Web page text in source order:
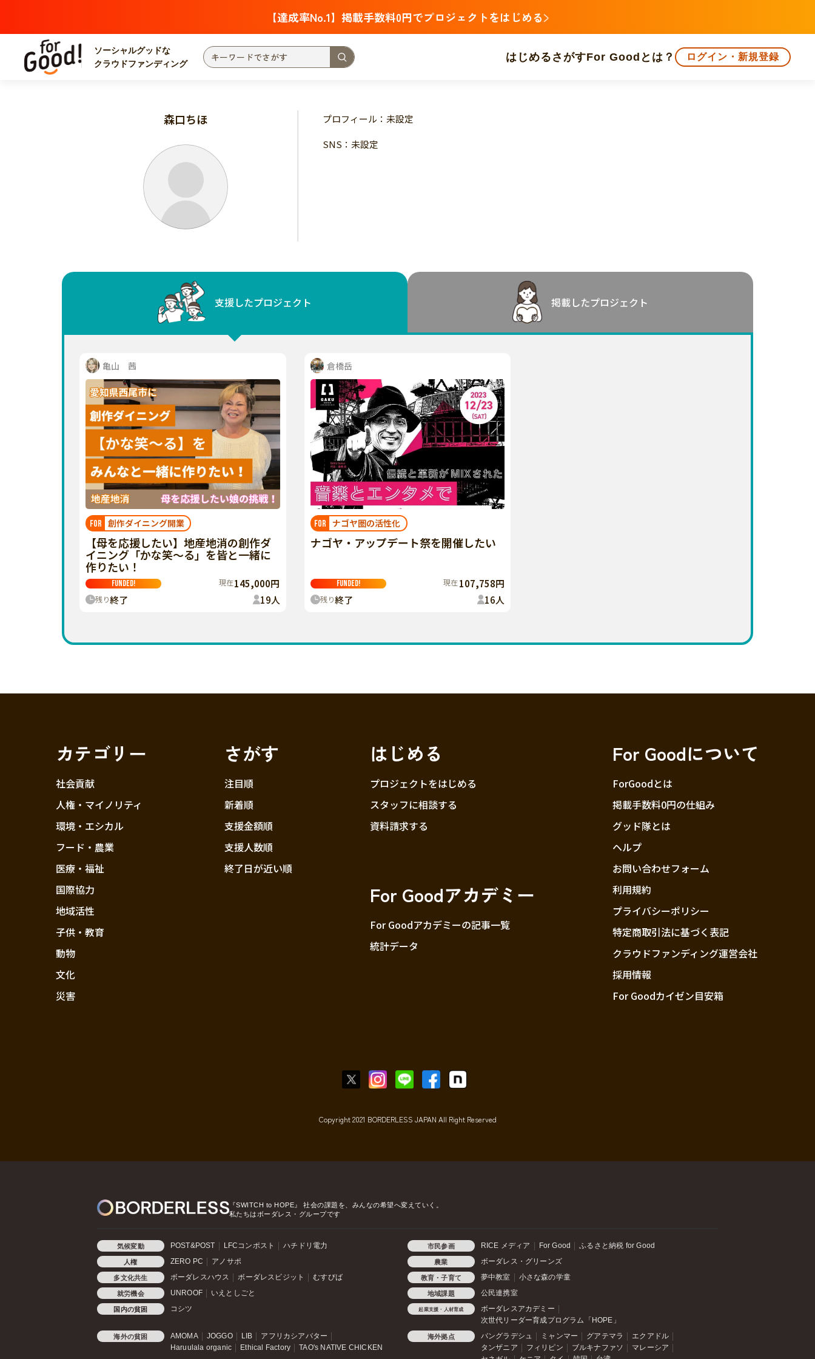
【達成率No.1】掲載手数料0円でプロジェクトをはじめる
ソーシャルグッドな
クラウドファンディング
はじめる さがすFor Goodとは？ ログイン・新規登録
注目 支援金額が多い 支援人数が多い
国際協力 子ども・教育
災害
北海道・東北
関東
新潟
中国
四国
九州・沖縄 福岡 佐賀 長崎 熊本 大分 宮崎 鹿児島 沖縄
森口ちほ
プロフィール：未設定
SNS：未設定
支援したプロジェクト 掲載したプロジェクト
亀山 茜
FOR 創作ダイニング開業
【母を応援したい】地産地消の創作ダ
イニング「かな笑～る」を皆と一緒に
作りたい！
FUNDED! 現在145,000円
残り終了 19人
倉橋岳
FOR ナゴヤ圏の活性化
ナゴヤ・アップデート祭を開催したい
FUNDED! 現在107,758円
残り終了 16人
カテゴリー
社会貢献
人権・マイノリティ
環境・エシカル
フード・農業
医療・福祉
国際協力
地域活性
子供・教育
動物
文化
災害
さがす
注目順
新着順
支援金額順
支援人数順
終了日が近い順
はじめる
プロジェクトをはじめる
スタッフに相談する
資料請求する
For Goodアカデミー
For Goodアカデミーの記事一覧
統計データ
For Goodについて
ForGoodとは
掲載手数料0円の仕組み
グッド隊とは
ヘルプ
お問い合わせフォーム
利用規約
プライバシーポリシー
特定商取引法に基づく表記
クラウドファンディング運営会社
採用情報
For Goodカイゼン目安箱
Copyright 2021 BORDERLESS JAPAN All Right Reserved
『SWITCH to HOPE』
社会の課題を、みんなの希望へ変えていく。
私たちはボーダレス・グループです
気候変動 POST&POST LFCコンポスト ハチドリ電力 市民参画 RICE メディア For Good ふるさと納税 for Good
人権 ZERO PC アノサポ 農業 ボーダレス・グリーンズ
多文化共生 ボーダレスハウス ボーダレスビジット むすびば 教育・子育て 夢中教室 小さな森の学童
就労機会 UNROOF いえとしごと 地域課題 公民連携室
国内の貧困 コシツ 起業支援・人材育成
ボーダレスアカデミー
次世代リーダー育成プログラム「HOPE」
海外の貧困 AMOMA JOGGO LIB
アフリカシアバター
Haruulala organic
Ethical Factory TAO's NATIVE CHICKEN
海外拠点 バングラデシュ ミャンマー グアテマラ
エクアドル
タンザニア
フィリピン ブルキナファソ
マレーシア